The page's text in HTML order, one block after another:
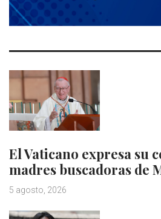
El Vaticano expresa su
madres buscadoras de
5 agosto, 2026